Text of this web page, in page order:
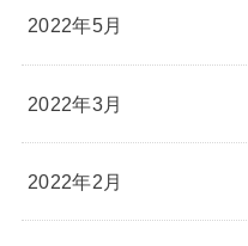
2022年5月
2022年3月
2022年2月